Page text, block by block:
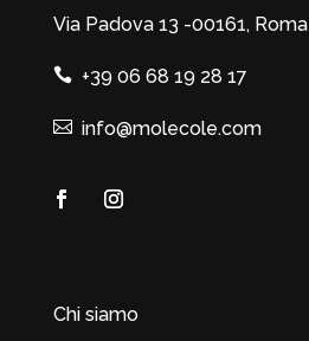
Via Padova 13 -00161, Roma
+39 06 68 19 28 17
info@molecole.com
Chi siamo